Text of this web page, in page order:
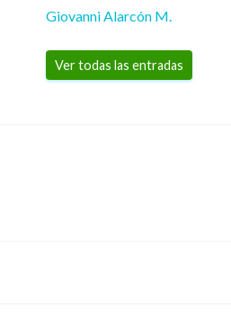
Giovanni Alarcón M.
Ver todas las entradas